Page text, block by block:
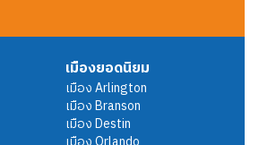
เมืองยอดนิยม
เมืองArlington
เมืองBranson
เมืองDestin